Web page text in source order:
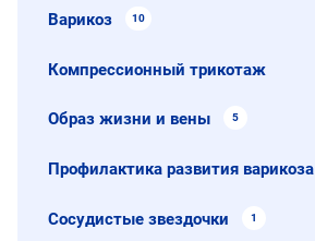
Варикоз 10
Компрессионный трикотаж
Образ жизни и вены 5
Профилактика развития варикоза
Сосудистые звездочки 1